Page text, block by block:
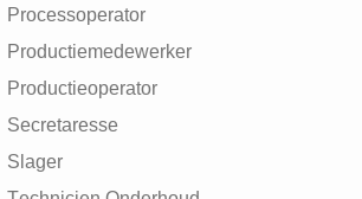
Processoperator
Productiemedewerker
Productieoperator
Secretaresse
Slager